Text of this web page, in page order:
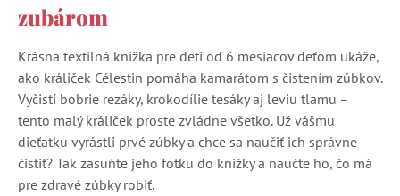
zubárom
Krásna textilná knižka pre deti od 6 mesiacov deťom ukáže,
ako králiček Célestin pomáha kamarátom s čistením zúbkov.
Vyčistí bobrie rezáky, krokodílie tesáky aj leviu tlamu –
tento malý králiček proste zvládne všetko. Už vášmu
dieťatku vyrástli prvé zúbky a chce sa naučiť ich správne
čistiť? Tak zasuňte jeho fotku do knižky a naučte ho, čo má
pre zdravé zúbky robiť.